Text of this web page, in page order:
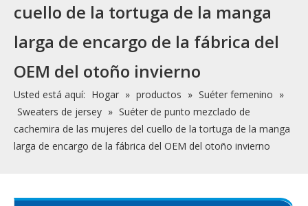
cuello de la tortuga de la manga
larga de encargo de la fábrica del
OEM del otoño invierno
Usted está aquí: Hogar » productos » Suéter femenino »
Sweaters de jersey » Suéter de punto mezclado de
cachemira de las mujeres del cuello de la tortuga de la manga
larga de encargo de la fábrica del OEM del otoño invierno